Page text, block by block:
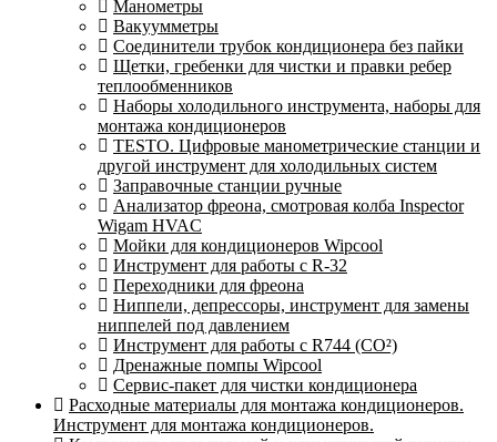
Манометры
Вакуумметры
Соединители трубок кондиционера без пайки
Щетки, гребенки для чистки и правки ребер
теплообменников
Наборы холодильного инструмента, наборы для
монтажа кондиционеров
TESTO. Цифровые манометрические станции и
другой инструмент для холодильных систем
Заправочные станции ручные
Анализатор фреона, смотровая колба Inspector
Wigam HVAC
Мойки для кондиционеров Wipcool
Инструмент для работы с R-32
Переходники для фреона
Ниппели, депрессоры, инструмент для замены
ниппелей под давлением
Инструмент для работы с R744 (CO²)
Дренажные помпы Wipcool
Сервис-пакет для чистки кондиционера
Расходные материалы для монтажа кондиционеров.
Инструмент для монтажа кондиционеров.